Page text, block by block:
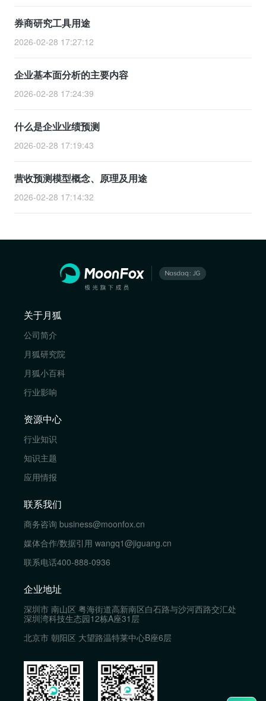
券商研究工具用途
2026-02-28 17:27:12
企业基本面分析的主要内容
2026-02-28 17:24:39
什么是企业业绩预测
2026-02-28 17:19:43
营收预测模型概念、原理及用途
2026-02-28 17:14:32
关于月狐
公司简介
月狐研究院
月狐小百科
行业影响
资源中心
行业知识
知识主题
应用情报
联系我们
商务咨询 business@moonfox.cn
媒体合作/数据引用 wangq1@jiguang.cn
联系电话400-888-0936
企业地址
深圳市 南山区 粤海街道高新南区白石路与沙河西路交汇处
深圳湾科技生态园12栋A座31层
北京市 朝阳区 大望路温特莱中心B座6层